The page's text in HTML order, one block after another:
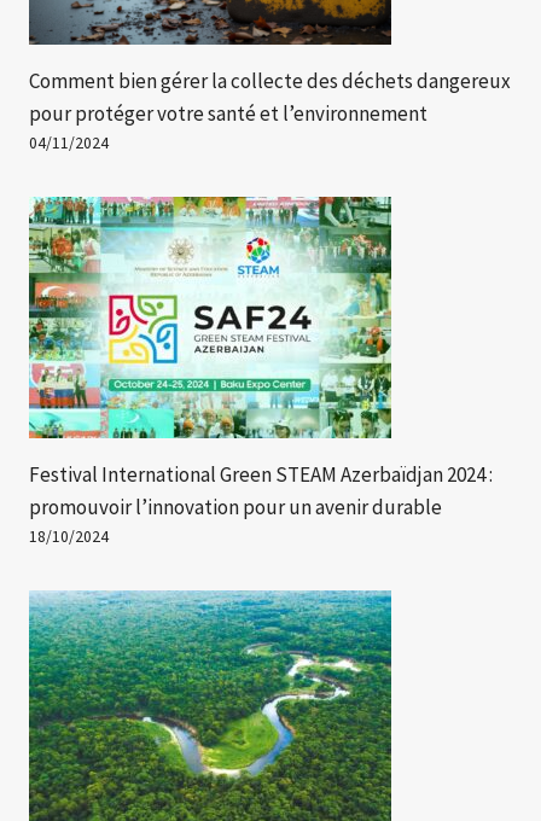
Comment bien gérer la collecte des déchets dangereux
pour protéger votre santé et l’environnement
04/11/2024
Festival International Green STEAM Azerbaïdjan 2024 :
promouvoir l’innovation pour un avenir durable
18/10/2024